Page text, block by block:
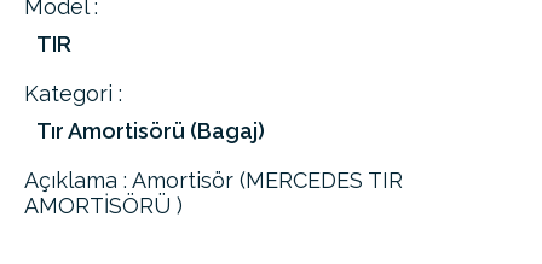
Model :
TIR
Kategori :
Tır Amortisörü (Bagaj)
Açıklama : Amortisör (MERCEDES TIR
AMORTİSÖRÜ )